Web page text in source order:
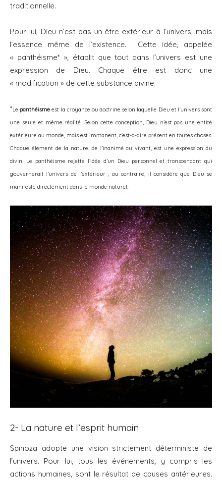
traditionnelle.
Pour lui, Dieu n’est pas un être extérieur à l’univers, mais
l’essence même de l’existence. Cette idée, appelée
« panthéisme* », établit que tout dans l’univers est une
expression de Dieu. Chaque être est donc une
« modification » de cette substance divine.
*Le panthéisme est la croyance ou doctrine selon laquelle Dieu et l’univers sont
une seule et même réalité. Selon cette conception, Dieu n’est pas une entité
extérieure au monde, mais est immanent, c’est-à-dire présent en toutes choses.
Chaque élément de la nature, de l’inanimé au vivant, est une expression du
divin. Le panthéisme rejette l’idée d’un Dieu personnel et transcendant qui
gouvernerait l’univers de l’extérieur ; au contraire, il considère que Dieu se
manifeste directement dans le monde naturel.
2- La nature et l’esprit humain
Spinoza adopte une vision strictement déterministe de
l’univers. Pour lui, tous les événements, y compris les
actions humaines, sont le résultat de causes antérieures.